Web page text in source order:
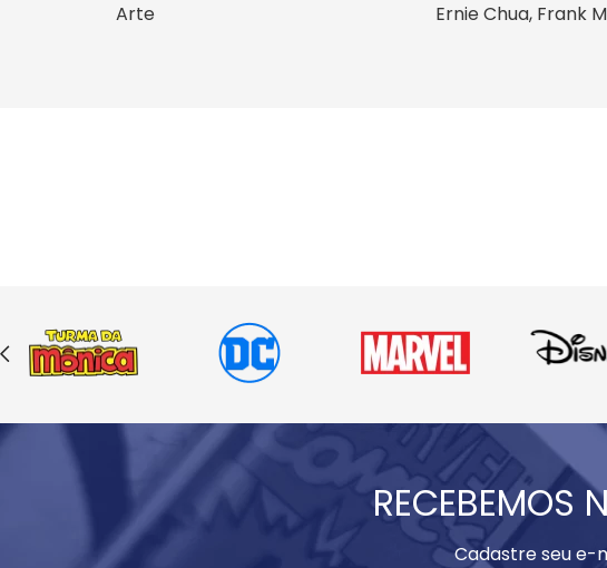
Arte
Ernie Chua, Frank
RECEBEMOS
Cadastre seu e-